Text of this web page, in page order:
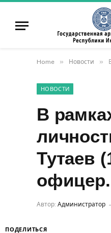
Home » Новости »
НОВОСТИ
В
Тутаев
офицер.
Автор: Администратор
ПОДЕЛИТЬСЯ